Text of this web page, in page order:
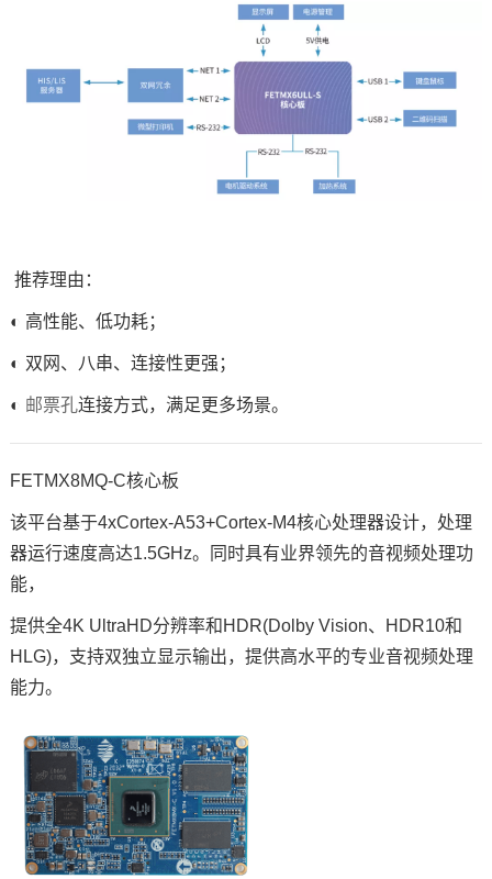
推荐理由：
◐ 高性能、低功耗；
◐ 双网、八串、连接性更强；
◐ 邮票孔连接方式，满足更多场景。
FETMX8MQ-C核心板
该平台基于4xCortex-A53+Cortex-M4核心处理器设计，处理
器运行速度高达1.5GHz。同时具有业界领先的音视频处理功
能，
提供全4KUltraHD分辨率和HDR(Dolby Vision、HDR10和
HLG)，支持双独立显示输出，提供高水平的专业音视频处理
能力。